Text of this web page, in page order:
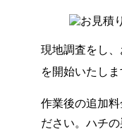
現地調査をし
を開始いたしま
作業後の追加
ださい。ハチの